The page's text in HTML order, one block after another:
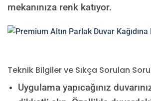
mekanınıza renk katıyor.
Teknik Bilgiler ve Sıkça Sorulan
Uygulama yapıcağınız